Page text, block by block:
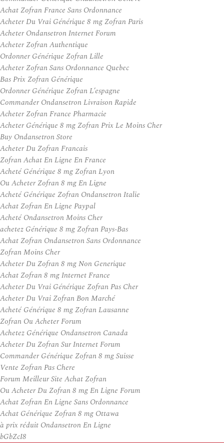
Achat Zofran France Sans Ordonnance
Acheter Du Vrai Générique 8 mg Zofran Paris
Acheter Ondansetron Internet Forum
Acheter Zofran Authentique
Ordonner Générique Zofran Lille
Acheter Zofran Sans Ordonnance Quebec
Bas Prix Zofran Générique
Ordonner Générique Zofran L’espagne
Commander Ondansetron Livraison Rapide
Acheter Zofran France Pharmacie
Acheter Générique 8 mg Zofran Prix Le Moins Cher
Buy Ondansetron Store
Acheter Du Zofran Francais
Zofran Achat En Ligne En France
Acheté Générique 8 mg Zofran Lyon
Ou Acheter Zofran 8 mg En Ligne
Acheté Générique Zofran Ondansetron Italie
Achat Zofran En Ligne Paypal
Acheté Ondansetron Moins Cher
achetez Générique 8 mg Zofran Pays-Bas
Achat Zofran Ondansetron Sans Ordonnance
Zofran Moins Cher
Acheter Du Zofran 8 mg Non Generique
Achat Zofran 8 mg Internet France
Acheter Du Vrai Générique Zofran Pas Cher
Acheter Du Vrai Zofran Bon Marché
Acheté Générique 8 mg Zofran Lausanne
Zofran Ou Acheter Forum
Achetez Générique Ondansetron Canada
Acheter Du Zofran Sur Internet Forum
Commander Générique Zofran 8 mg Suisse
Vente Zofran Pas Chere
Forum Meilleur Site Achat Zofran
Ou Acheter Du Zofran 8 mg En Ligne Forum
Achat Zofran En Ligne Sans Ordonnance
Achat Générique Zofran 8 mg Ottawa
à prix réduit Ondansetron En Ligne
bGbZcI8